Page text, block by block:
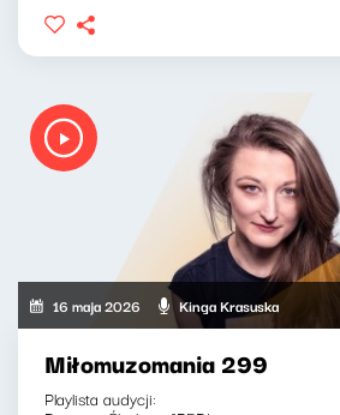
16 maja 2026 Kinga Krasuska
Miłomuzomania 299
Playlista audycji: